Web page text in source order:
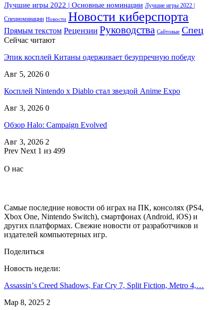
Лучшие игры 2022 | Основные номинации Лучшие игры 2022 |
Спецноминации Новости Новости киберспорта
Прямым текстом Рецензии Руководства Сайтовые Спец
Сейчас читают
Эпик косплей Китаны одерживает безупречную победу
Авг 5, 2026 0
Косплей Nintendo x Diablo стал звездой Anime Expo
Авг 3, 2026 0
Обзор Halo: Campaign Evolved
Авг 3, 2026 2
Prev Next 1 из 499
О нас
Самые последние новости об играх на ПК, консолях (PS4,
Xbox One, Nintendo Switch), смартфонах (Android, iOS) и
других платформах. Свежие новости от разработчиков и
издателей компьютерных игр.
Поделиться
Новость недели:
Assassinʼs Creed Shadows, Far Cry 7, Split Fiction, Metro 4,…
Мар 8, 2025 2